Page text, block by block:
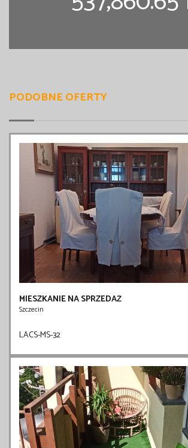
PODOBNE OFERTY
MIESZKANIE NA SPRZEDAŻ
Szczecin
LACS-MS-32